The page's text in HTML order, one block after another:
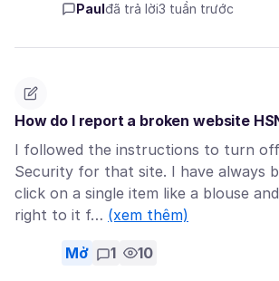
Paul đã trả lời3 tuần trước
How do I report a broken website
I followed the instructions to turn
Security for that site. I have always
click on a single item like a blouse
right to it f… (xem thêm)
Mở 1 10